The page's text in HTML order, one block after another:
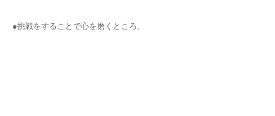
●挑戦をすることで心を磨くところ。